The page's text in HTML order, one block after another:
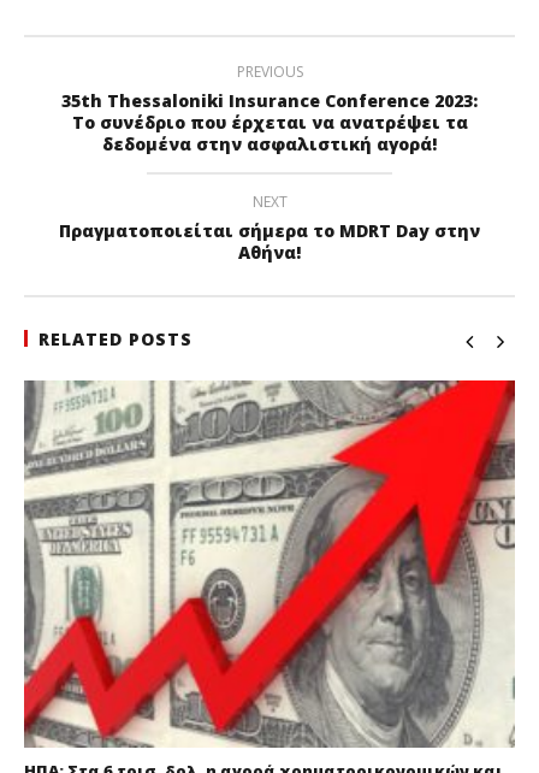
PREVIOUS
35th Thessaloniki Insurance Conference 2023:
Tο συνέδριο που έρχεται να ανατρέψει τα
δεδομένα στην ασφαλιστική αγορά!
NEXT
Πραγματοποιείται σήμερα το MDRT Day στην
Αθήνα!
RELATED POSTS